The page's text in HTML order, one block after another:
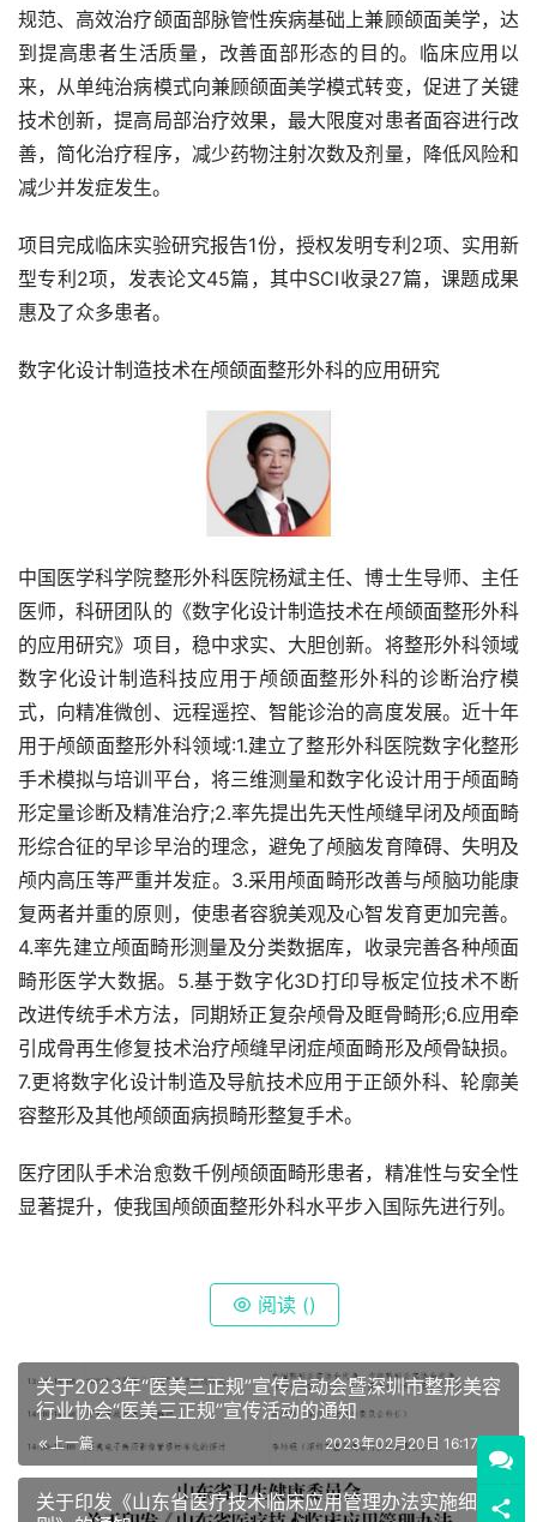
规范、高效治疗颌面部脉管性疾病基础上兼顾颌面美学，达
到提高患者生活质量，改善面部形态的目的。临床应用以
来，从单纯治病模式向兼顾颌面美学模式转变，促进了关键
技术创新，提高局部治疗效果，最大限度对患者面容进行改
善，简化治疗程序，减少药物注射次数及剂量，降低风险和
减少并发症发生。
项目完成临床实验研究报告1份，授权发明专利2项、实用新
型专利2项，发表论文45篇，其中SCI收录27篇，课题成果
惠及了众多患者。
数字化设计制造技术在颅颌面整形外科的应用研究
中国医学科学院整形外科医院杨斌主任、博士生导师、主任
医师，科研团队的《数字化设计制造技术在颅颌面整形外科
的应用研究》项目，稳中求实、大胆创新。将整形外科领域
数字化设计制造科技应用于颅颌面整形外科的诊断治疗模
式，向精准微创、远程遥控、智能诊治的高度发展。近十年
用于颅颌面整形外科领域:1.建立了整形外科医院数字化整形
手术模拟与培训平台，将三维测量和数字化设计用于颅面畸
形定量诊断及精准治疗;2.率先提出先天性颅缝早闭及颅面畸
形综合征的早诊早治的理念，避免了颅脑发育障碍、失明及
颅内高压等严重并发症。3.采用颅面畸形改善与颅脑功能康
复两者并重的原则，使患者容貌美观及心智发育更加完善。
4.率先建立颅面畸形测量及分类数据库，收录完善各种颅面
畸形医学大数据。5.基于数字化3D打印导板定位技术不断
改进传统手术方法，同期矫正复杂颅骨及眶骨畸形;6.应用牵
引成骨再生修复技术治疗颅缝早闭症颅面畸形及颅骨缺损。
7.更将数字化设计制造及导航技术应用于正颌外科、轮廓美
容整形及其他颅颌面病损畸形整复手术。
医疗团队手术治愈数千例颅颌面畸形患者，精准性与安全性
显著提升，使我国颅颌面整形外科水平步入国际先进行列。
阅读 ()
关于2023年“医美三正规”宣传启动会暨深圳市整形美容
行业协会“医美三正规”宣传活动的通知
上一篇 2023年02月20日 16:17:00
关于印发《山东省医疗技术临床应用管理办法实施细